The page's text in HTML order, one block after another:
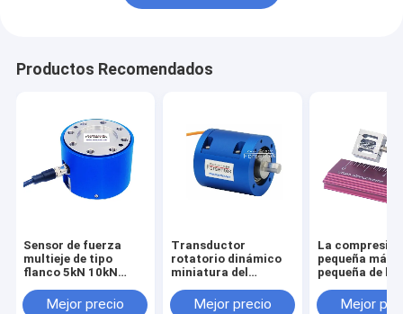
Productos Recomendados
Sensor de fuerza
multieje de tipo
flanco 5kN 10kN
100kN Célula de
Mejor precio
Transductor
rotatorio dinámico
miniatura del
del sensor 1NM 2NM
Mejor precio
La
pequeña más
pequeña de la
la fuerza del
Mejor